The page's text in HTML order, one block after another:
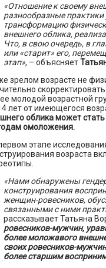
«Отношение к своему
разнообразные
трансформацию
внешнего облика,
Что, в свою очередь, в
или «старит» его,
этап», – объясняет
зрелом возрасте не
молодой возрастной
лет от имеющегося
облика может
омоложения.
этапе
возраста
«Нами обнаружены
конструирования
женщин-ровесников,
связанными с ними
рассказывает Татьяна
ровесников-мужчин,
более моложавого
своих ровесников-
более старшим